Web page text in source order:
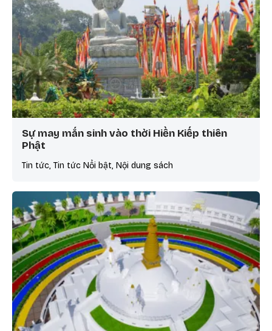
Sự may mắn sinh vào thời Hiền Kiếp thiên
Phật
Tin tức, Tin tức Nổi bật, Nội dung sách